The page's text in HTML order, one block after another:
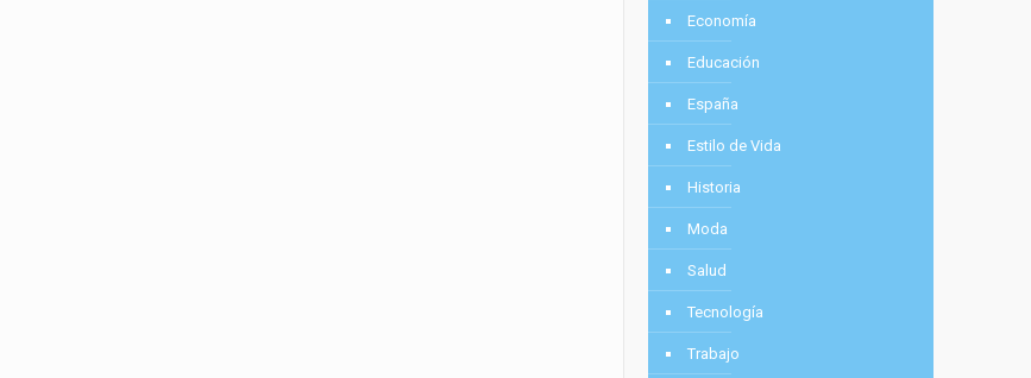
Economía
Educación
España
Estilo de Vida
Historia
Moda
Salud
Tecnología
Trabajo